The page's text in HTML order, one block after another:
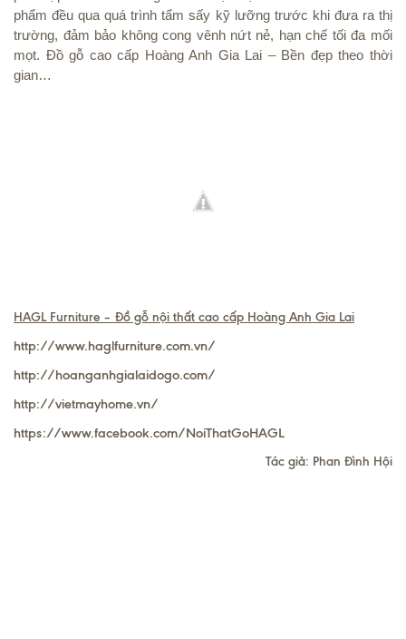
phẩm đều qua quá trình tẩm sấy kỹ lưỡng trước khi đưa ra thị
trường, đảm bảo không cong vênh nứt nẻ, hạn chế tối đa mối
mọt. Đồ gỗ cao cấp Hoàng Anh Gia Lai – Bền đẹp theo thời
gian…
HAGL Furniture – Đồ gỗ nội thất cao cấp Hoàng Anh Gia Lai
http://www.haglfurniture.com.vn/
http://hoanganhgialaidogo.com/
http://vietmayhome.vn/
https://www.facebook.com/NoiThatGoHAGL
Tác giả: Phan Đình Hội